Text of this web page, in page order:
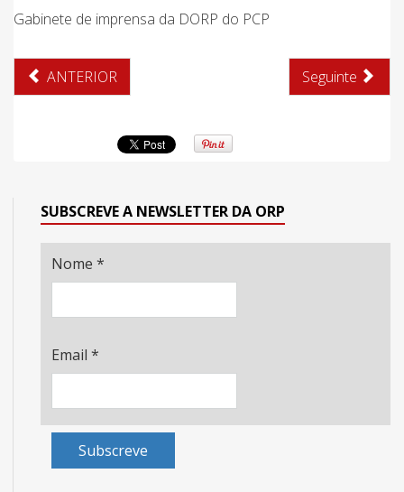
Gabinete de imprensa da DORP do PCP
ANTERIOR Seguinte
SUBSCREVE A NEWSLETTER DA ORP
Nome *
Email *
Subscreve